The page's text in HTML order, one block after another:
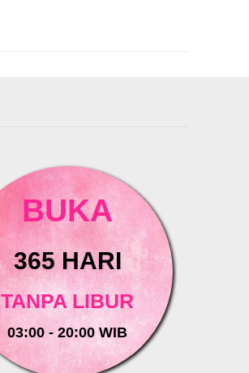
BUKA
365 HARI
TANPA LIBUR
03:00 - 20:00 WIB